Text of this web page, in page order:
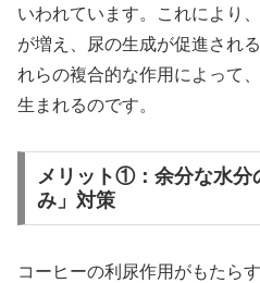
いわれています。これにより
が増え、尿の生成が促進され
れらの複合的な作用によって
生まれるのです。
メリット①：余分な水分
み」対策
コーヒーの利尿作用がもたら